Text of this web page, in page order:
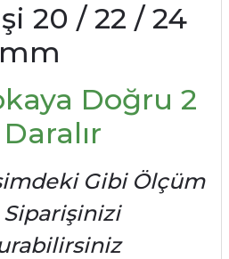
20 / 22 / 24
mm
Doğru 2
Gibi Ölçüm
Siparişinizi